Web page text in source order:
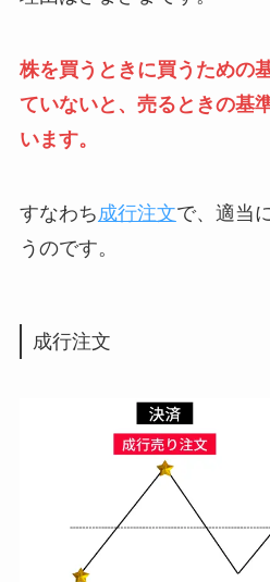
株を買うときに買うための
ていないと、売るときの基
います。
すなわち成行注文で、適当
うのです。
成行注文